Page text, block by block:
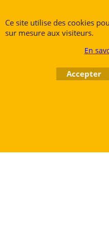
Rue des
Tél. +32
Ce site utilise des cookies
sur mesure aux visiteurs.
En
Accepter